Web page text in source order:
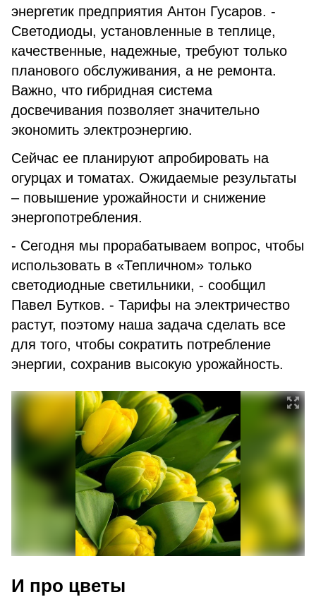
энергетик предприятия Антон Гусаров. -
Светодиоды, установленные в теплице,
качественные, надежные, требуют только
планового обслуживания, а не ремонта.
Важно, что гибридная система
досвечивания позволяет значительно
экономить электроэнергию.
Сейчас ее планируют апробировать на
огурцах и томатах. Ожидаемые результаты
– повышение урожайности и снижение
энергопотребления.
- Сегодня мы прорабатываем вопрос, чтобы
использовать в «Тепличном» только
светодиодные светильники, - сообщил
Павел Бутков. - Тарифы на электричество
растут, поэтому наша задача сделать все
для того, чтобы сократить потребление
энергии, сохранив высокую урожайность.
И про цветы